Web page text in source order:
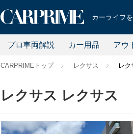
カーライフ
プロ車両解説 カー用品 アウ
CARPRIMEトップ レクサス レ
レクサス レクサス